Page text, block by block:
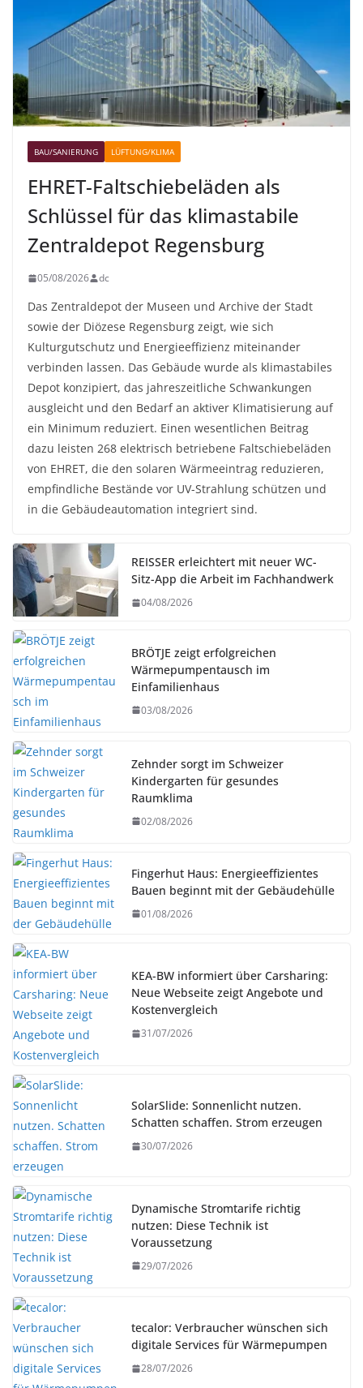
BAU/SANIERUNG LÜFTUNG/KLIMA
EHRET-Faltschiebeläden als
Schlüssel für das klimastabile
Zentraldepot Regensburg
05/08/2026 dc
Das Zentraldepot der Museen und Archive der Stadt
sowie der Diözese Regensburg zeigt, wie sich
Kulturgutschutz und Energieeffizienz miteinander
verbinden lassen. Das Gebäude wurde als klimastabiles
Depot konzipiert, das jahreszeitliche Schwankungen
ausgleicht und den Bedarf an aktiver Klimatisierung auf
ein Minimum reduziert. Einen wesentlichen Beitrag
dazu leisten 268 elektrisch betriebene Faltschiebeläden
von EHRET, die den solaren Wärmeeintrag reduzieren,
empfindliche Bestände vor UV-Strahlung schützen und
in die Gebäudeautomation integriert sind.
REISSER erleichtert mit neuer WC-
Sitz-App die Arbeit im Fachhandwerk
04/08/2026
BRÖTJE zeigt erfolgreichen
Wärmepumpentausch im
Einfamilienhaus
03/08/2026
Zehnder sorgt im Schweizer
Kindergarten für gesundes
Raumklima
02/08/2026
Fingerhut Haus: Energieeffizientes
Bauen beginnt mit der Gebäudehülle
01/08/2026
KEA-BW informiert über Carsharing:
Neue Webseite zeigt Angebote und
Kostenvergleich
31/07/2026
SolarSlide: Sonnenlicht nutzen.
Schatten schaffen. Strom erzeugen
30/07/2026
Dynamische Stromtarife richtig
nutzen: Diese Technik ist
Voraussetzung
29/07/2026
tecalor: Verbraucher wünschen sich
digitale Services für Wärmepumpen
28/07/2026